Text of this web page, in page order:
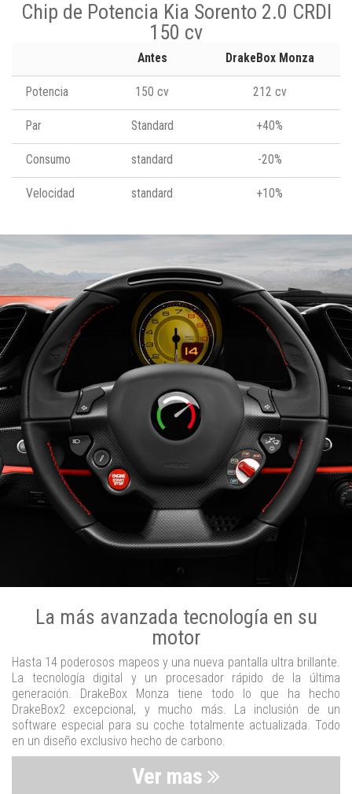
Chip de Potencia Kia Sorento 2.0 CRDI
150 cv
Antes DrakeBox Monza
Potencia 150 cv 212 cv
Par Standard +40%
Consumo standard -20%
Velocidad standard +10%
La más avanzada tecnología en su
motor
Hasta 14 poderosos mapeos y una nueva pantalla ultra brillante.
La tecnología digital y un procesador rápido de la última
generación. DrakeBox Monza tiene todo lo que ha hecho
DrakeBox2 excepcional, y mucho más. La inclusión de un
software especial para su coche totalmente actualizada. Todo
en un diseño exclusivo hecho de carbono.
Ver mas